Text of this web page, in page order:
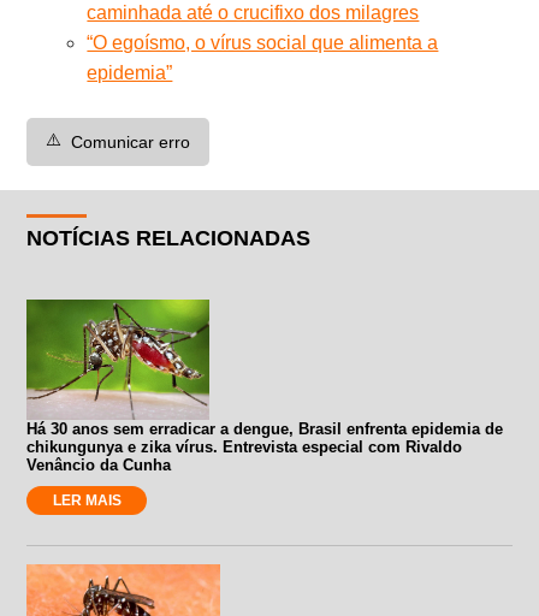
caminhada até o crucifixo dos milagres
“O egoísmo, o vírus social que alimenta a
epidemia”
⚠️ Comunicar erro
NOTÍCIAS RELACIONADAS
Há 30 anos sem erradicar a dengue, Brasil enfrenta epidemia de
chikungunya e zika vírus. Entrevista especial com Rivaldo
Venâncio da Cunha
LER MAIS